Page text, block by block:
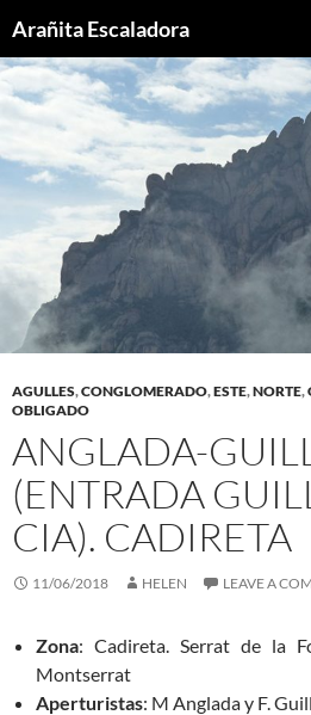
to
content
Arañita Escaladora
AGULLES,CONGLOMERADO,ESTE,NORTE,
OBLIGADO
ANGLADA-
(ENTRADA
CIA). CADIRETA
11/06/2018 HELEN LEAVE A
Zona: Cadireta. Serrat de la
Montserrat
Aperturistas: M Anglada y F.